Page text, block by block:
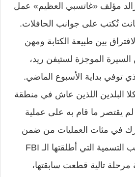
مؤلف «غاتسبي العظيم» عمل
تُكتب على جوانب الحافلات.
بين طبيعة الكتابة ومهن
السيرة الموجزة لستيفن ريد،
توفي بداية الأسبوع الماضي.
البلدين اللذين عاش في منطقة
يقتصر ما قام به على عملية
في مئات العمليات من ضمن
عصابة «المنبّه»، حسب التسمية التي أطلقتها الـ FBI
مرحلة تالية قطعت سابقتها،